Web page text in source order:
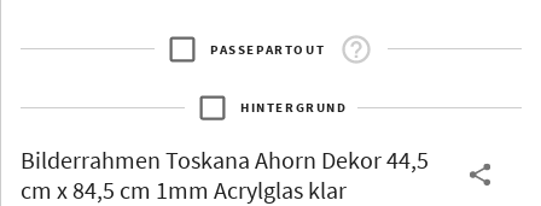
ThurgauPASSEPARTOUT
HINTERGRUND
Bilderrahmen Toskana Ahorn Dekor 44,5
cm x 84,5 cm 1mm Acrylglas klar